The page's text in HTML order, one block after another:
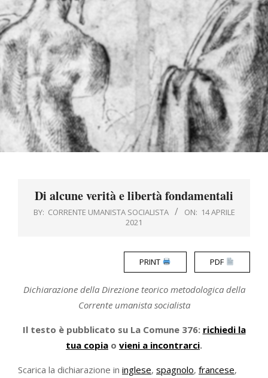
Di alcune verità e libertà fondamentali
BY: CORRENTE UMANISTA SOCIALISTA ON: 14 APRILE
2021
PRINT PDF
Dichiarazione della Direzione teorico metodologica della
Corrente umanista socialista
Il testo è pubblicato su La Comune 376: richiedi la
tua copia o vieni a incontrarci.
Scarica la dichiarazione in inglese, spagnolo, francese,